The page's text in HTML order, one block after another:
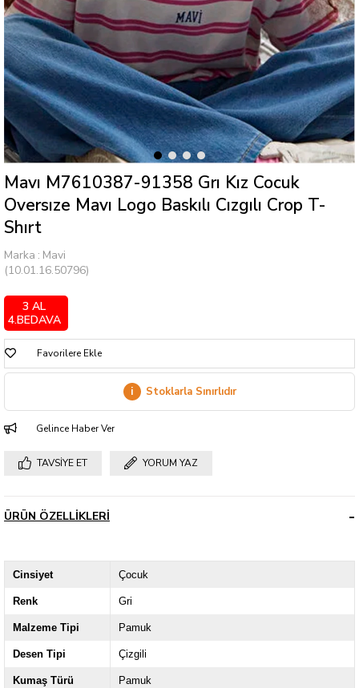
Mavı M7610387-91358 Grı Kız Cocuk
Oversıze Mavı Logo Baskılı Cızgılı Crop T-
Shırt
Marka : Mavi
(10.01.16.50796)
3 AL
4.BEDAVA
Favorilere Ekle
i Stoklarla Sınırlıdır
Gelince Haber Ver
TAVSIYE ET YORUM YAZ
ÜRÜN ÖZELLIKLERI
Cinsiyet Çocuk
Renk Gri
Malzeme Tipi Pamuk
Desen Tipi Çizgili
Kumaş Türü Pamuk